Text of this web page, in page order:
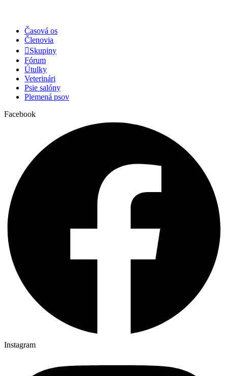
Časová os
Členovia
Skupiny
Fórum
Útulky
Veterinári
Psie salóny
Plemená psov
Facebook
Instagram